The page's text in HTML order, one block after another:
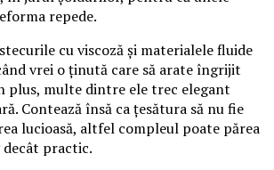
repede.
cu viscoză și materialele fluide
vrei o ținută care să arate îngrijit
plus, multe dintre ele trec elegant
Contează însă ca țesătura să nu fie
lucioasă, altfel compleul poate părea
decât practic.